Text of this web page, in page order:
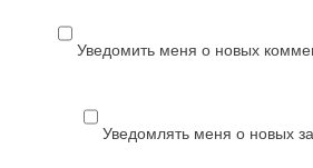
Уведомить меня о новых
Уведомлять меня о новых